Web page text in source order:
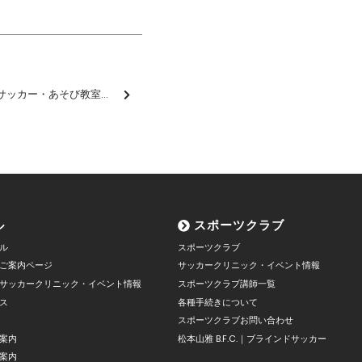
箕輪町主催「松本山雅FCサッカー・あそび教室」に参加しました【報告】
案内ページ
ッカークリニック・イベント情報
内
内
スポーツクラブ
スポーツクラブ
サッカークリニック・イベント情報
スポーツクラブ講師一覧
各種手続きについて
スポーツクラブお問い合わせ
松本山雅 B.F.C.｜ブラインドサッカー